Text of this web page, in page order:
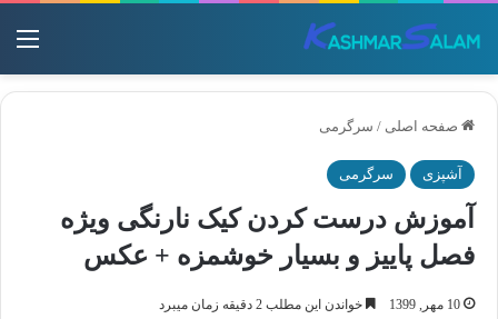
صفحه اصلی / سرگرمی
آشپزی سرگرمی
آموزش درست کردن کیک نارنگی ویژه
فصل پاییز و بسیار خوشمزه + عکس
10 مهر, 1399 خواندن این مطلب 2 دقیقه زمان میبرد